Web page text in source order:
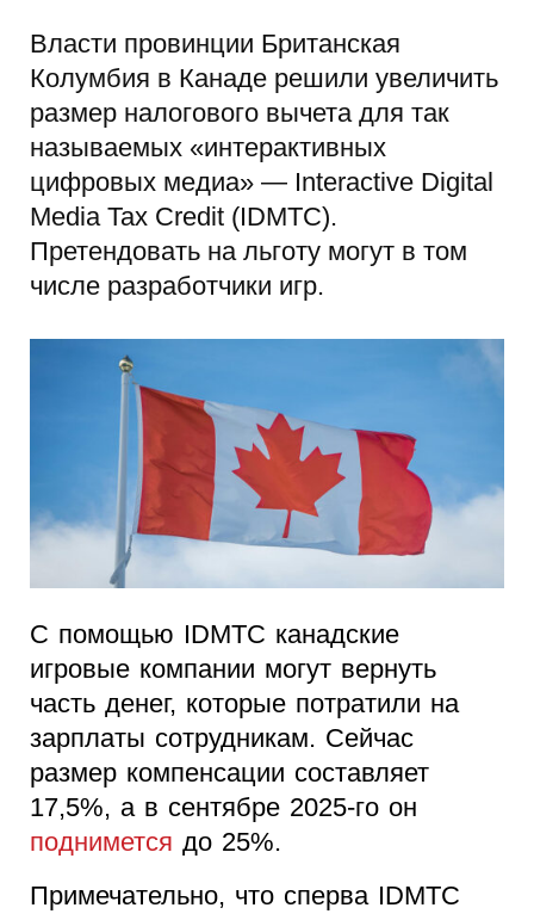
Власти провинции Британская
Колумбия в Канаде решили увеличить
размер налогового вычета для так
называемых «интерактивных
цифровых медиа» — Interactive Digital
Media Tax Credit (IDMTC).
Претендовать на льготу могут в том
числе разработчики игр.
С помощью IDMTC канадские
игровые компании могут вернуть
часть денег, которые потратили на
зарплаты сотрудникам. Сейчас
размер компенсации составляет
17,5%, а в сентябре 2025-го он
поднимется до 25%.
Примечательно, что сперва IDMTC